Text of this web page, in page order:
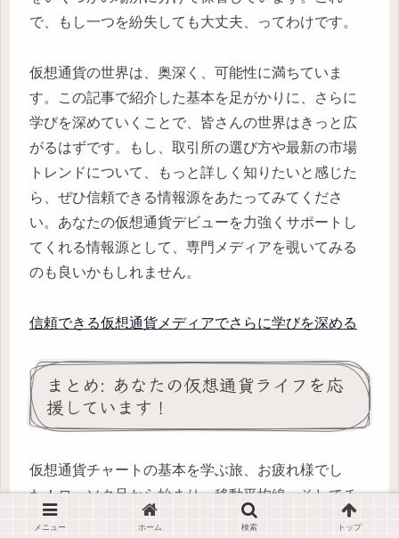
で、もし一つを紛失しても大丈夫、ってわけです。
仮想通貨の世界は、奥深く、可能性に満ちていま
す。この記事で紹介した基本を足がかりに、さらに
学びを深めていくことで、皆さんの世界はきっと広
がるはずです。もし、取引所の選び方や最新の市場
トレンドについて、もっと詳しく知りたいと感じた
ら、ぜひ信頼できる情報源をあたってみてくださ
い。あなたの仮想通貨デビューを力強くサポートし
てくれる情報源として、専門メディアを覗いてみる
のも良いかもしれません。
信頼できる仮想通貨メディアでさらに学びを深める
まとめ: あなたの仮想通貨ライフを応
援しています！
仮想通貨チャートの基本を学ぶ旅、お疲れ様でし
た！ローソク足から始まり、移動平均線、そしてチ
ャートパターンまで、駆け足で見てきましたね。最
メニュー ホーム 検索 トップ